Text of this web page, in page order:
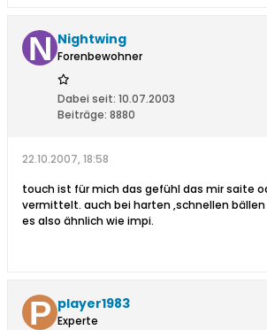
Nightwing
Forenbewohner
Dabei seit: 10.07.2003
Beiträge: 8880
22.10.2007, 18:58
touch ist für mich das gefühl das mir saite
vermittelt. auch bei harten ,schnellen
es also ähnlich wie impi.
player1983
Experte